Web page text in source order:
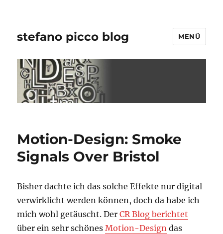
stefano picco blog MENÜ
Motion-Design: Smoke
Signals Over Bristol
Bisher dachte ich das solche Effekte nur digital
verwirklicht werden können, doch da habe ich
mich wohl getäuscht. DerCR Blog berichtet
über ein sehr schönesMotion-Design das